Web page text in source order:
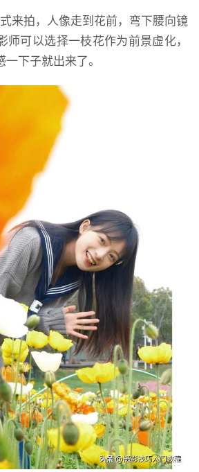
来拍，人像走到花前，弯下腰向镜
师可以选择一枝花作为前景虚化，
下子就出来了。